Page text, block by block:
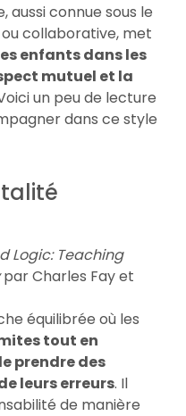
connue sous le
collaborative, met
enfants dans les
mutuel et la
un peu de lecture
dans ce style
Logic: Teaching
par Charles Fay et
équilibrée où les
tout en
prendre des
leurs erreurs. Il
de manière